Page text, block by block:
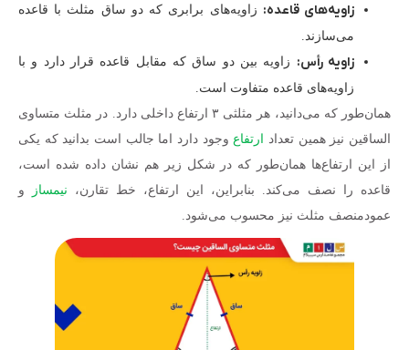
زاویه‌های قاعده: زاویه‌های برابری که دو ساق مثلث با قاعده
می‌سازند.
زاویه رأس: زاویه بین دو ساق که مقابل قاعده قرار دارد و با
زاویه‌های قاعده متفاوت است.
همان‌طور که می‌دانید، هر مثلثی ۳ ارتفاع داخلی دارد. در مثلث متساوی
الساقین نیز همین تعداد ارتفاع وجود دارد اما جالب است بدانید که یکی
از این ارتفاع‌ها همان‌طور که در شکل زیر هم نشان داده شده است،
قاعده را نصف می‌کند. بنابراین، این ارتفاع، خط تقارن، نیمساز
و
عمودمنصف مثلث نیز محسوب می‌شود.